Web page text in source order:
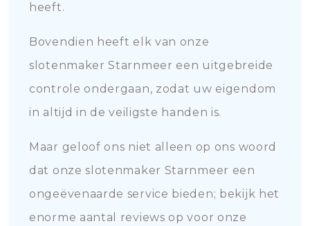
heeft.
Bovendien heeft elk van onze
slotenmaker Starnmeer een uitgebreide
controle ondergaan, zodat uw eigendom
in altijd in de veiligste handen is.
Maar geloof ons niet alleen op ons woord
dat onze slotenmaker Starnmeer een
ongeëvenaarde service bieden; bekijk het
enorme aantal reviews op voor onze